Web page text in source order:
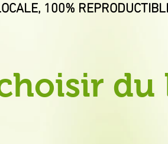
100%
du